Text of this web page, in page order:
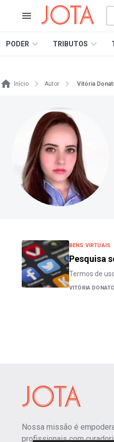
PODER TRIBUTOS
Início Autor Vitória
BENS VIRTUAIS
Pesquisa
Termos de
VITÓRIA
Nossa missão é
profissionais com